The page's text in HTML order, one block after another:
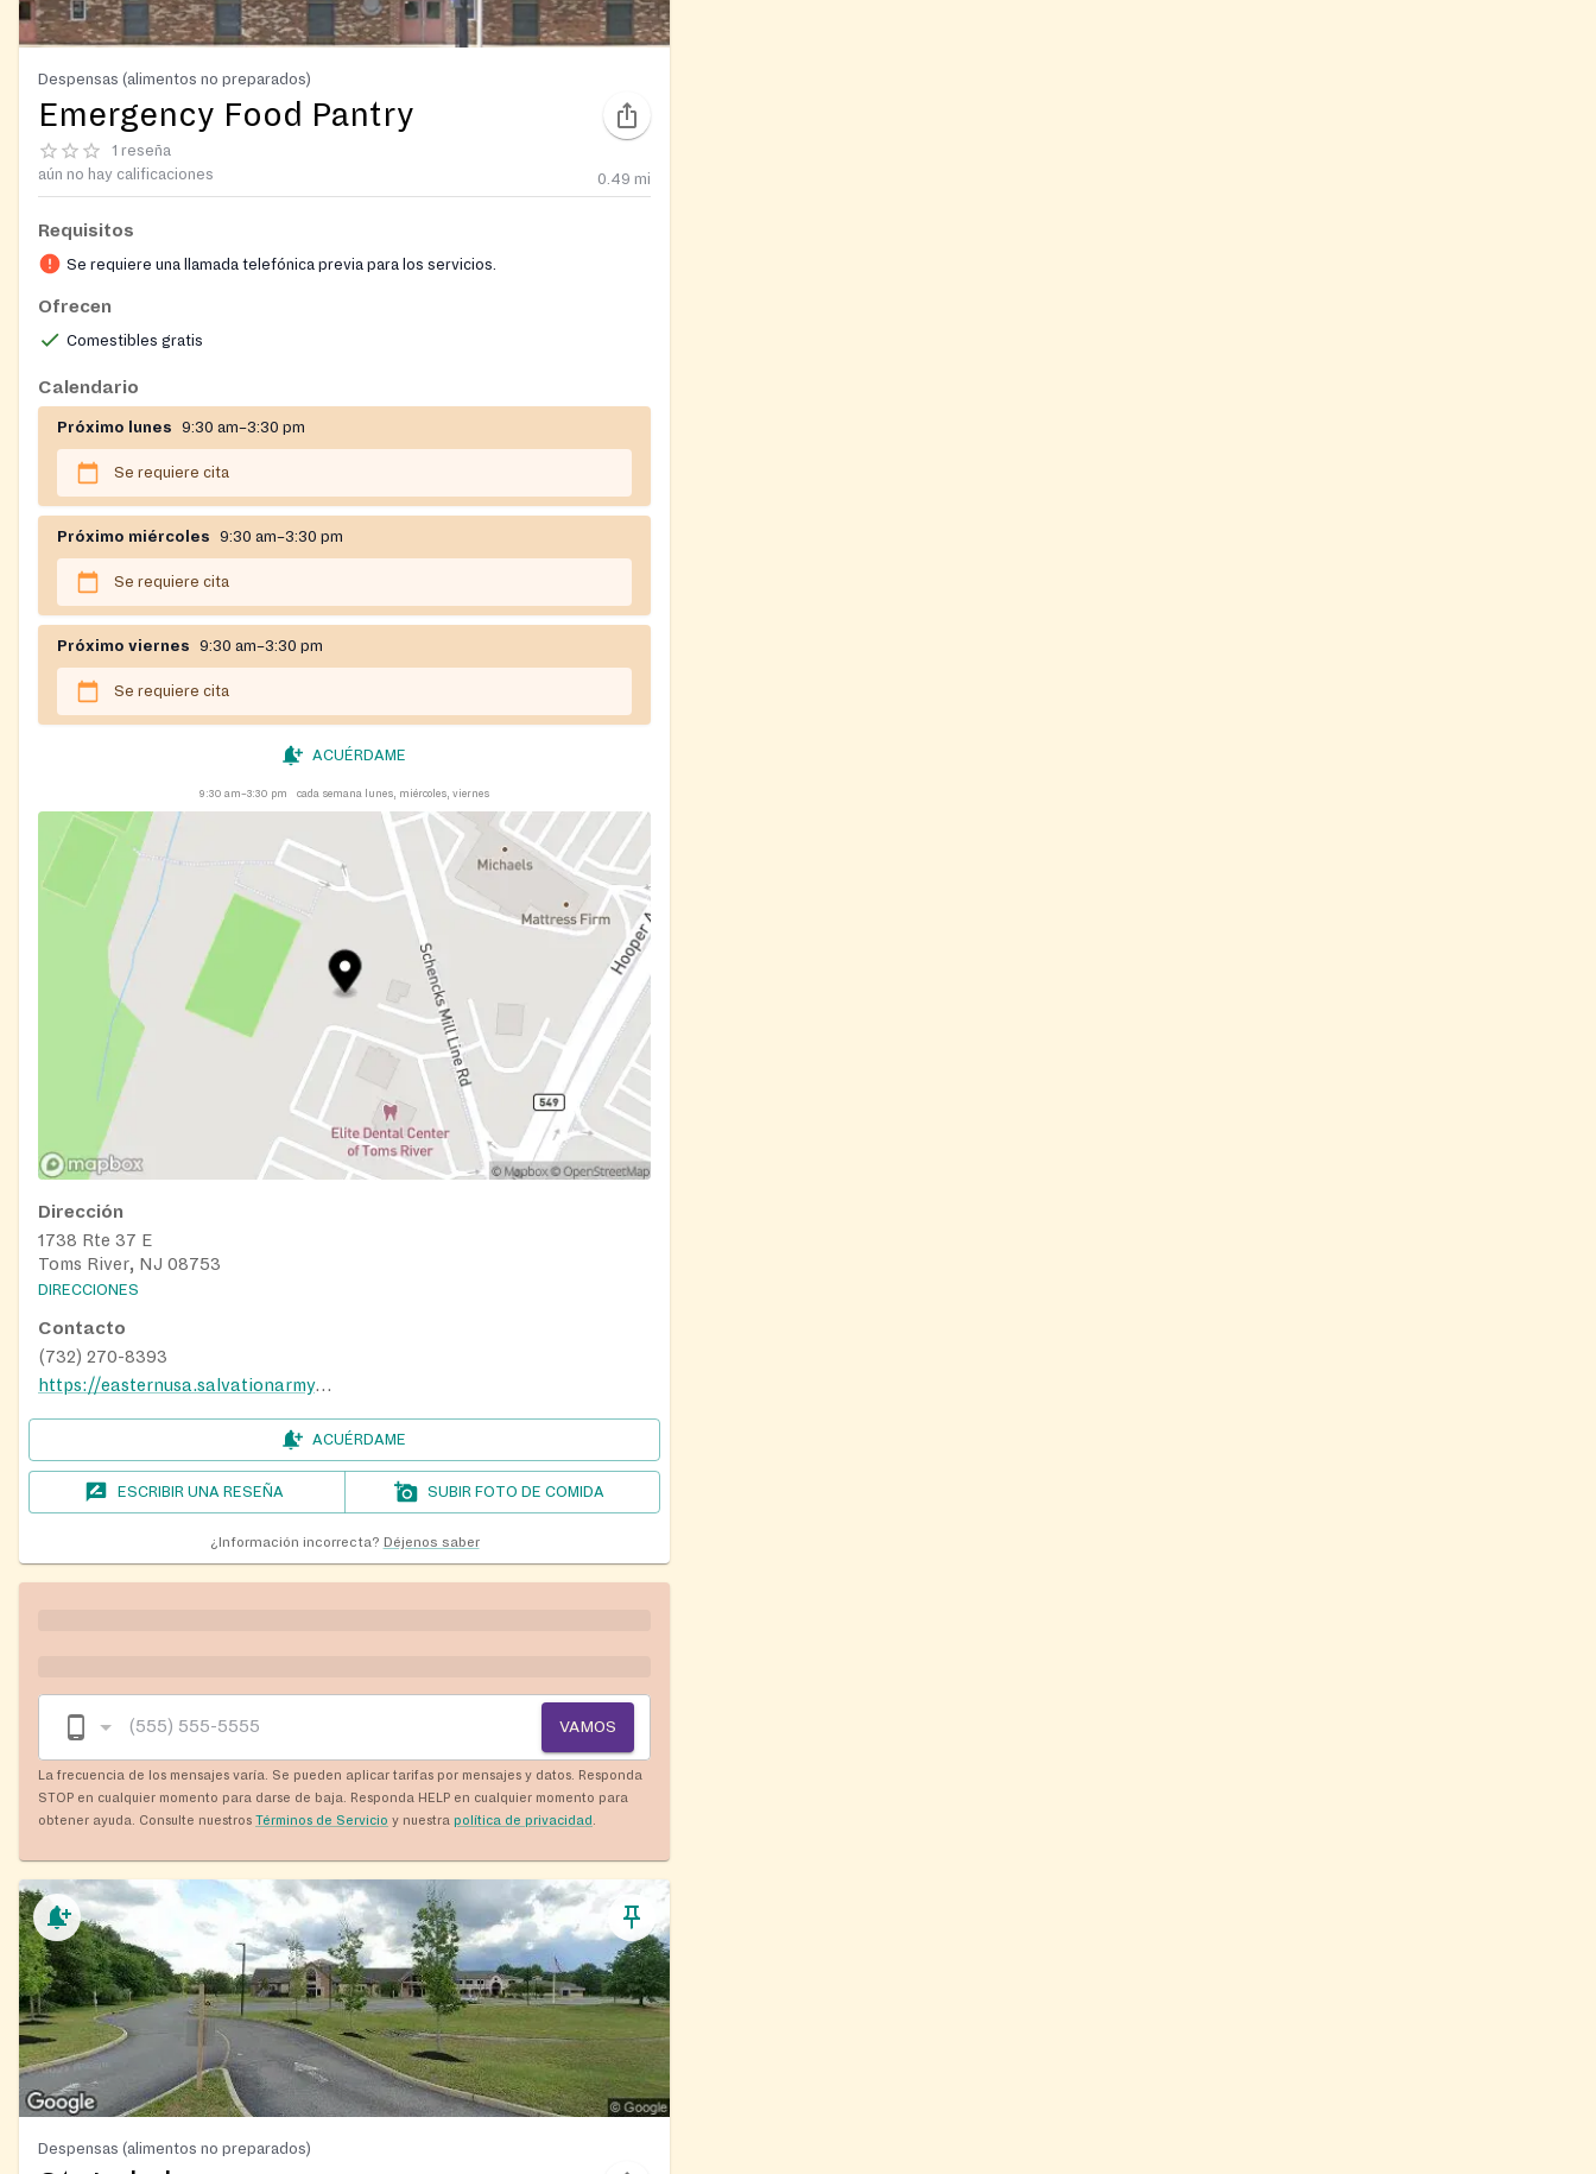
Despensas (alimentos no preparados)
Emergency Food Pantry
1 reseña
aún no hay calificaciones
0.49 mi
Requisitos
Se requiere una llamada telefónica previa para los servicios.
Ofrecen
Comestibles gratis
Calendario
Próximo lunes 9:30 am–3:30 pm
Se requiere cita
Próximo miércoles 9:30 am–3:30 pm
Se requiere cita
Próximo viernes 9:30 am–3:30 pm
Se requiere cita
ACUÉRDAME
9:30 am–3:30 pm cada semana lunes, miércoles, viernes
Dirección
1738 Rte 37 E
Toms River, NJ 08753
DIRECCIONES
Contacto
(732) 270-8393
https://easternusa.salvationarmy.org/new-jersey/ocean-county/our-programs/
ACUÉRDAME
ESCRIBIR UNA RESEÑA SUBIR FOTO DE COMIDA
¿Información incorrecta? Déjenos saber
VAMOS
La frecuencia de los mensajes varía. Se pueden aplicar tarifas por mensajes y datos. Responda
STOP en cualquier momento para darse de baja. Responda HELP en cualquier momento para
obtener ayuda. Consulte nuestros Términos de Servicio y nuestra política de privacidad
Despensas (alimentos no preparados)